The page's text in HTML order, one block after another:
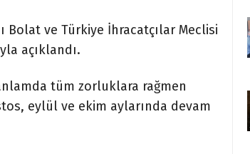
Bolat ve Türkiye İhracatçılar Meclisi
açıklandı.
tüm zorluklara rağmen
eylül ve ekim aylarında devam